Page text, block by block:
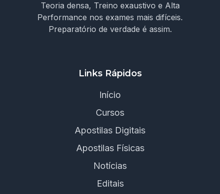
Teoria densa, Treino exaustivo e Alta
Performance nos exames mais difíceis.
Preparatório de verdade é assim.
Links Rápidos
Início
Cursos
Apostilas Digitais
Apostilas Físicas
Notícias
Editais